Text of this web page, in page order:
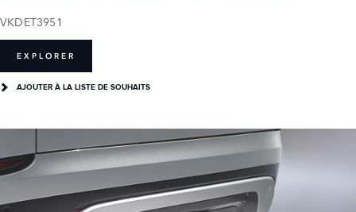
VKDET3951
EXPLORER
AJOUTER À LA LISTE DE SOUHAITS